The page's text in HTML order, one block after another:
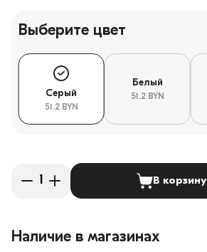
Выберите цвет
Серый
51.2 BYN
Белый
51.2 BYN
В корзину
Наличие в магазинах